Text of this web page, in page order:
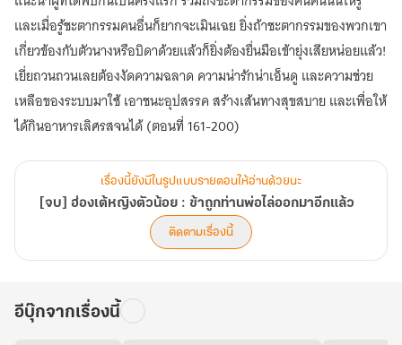
เล่ม
5
ไล่
ออก
มา
อีก
แล้ว
และเมื่อรู้ชะตากรรมคนอื่นก็ยากจะเมินเฉย ยิ่งถ้าชะตากรรมของพวกเขา
เกี่ยวข้องกับตัวนางหรือบิดาด้วยแล้วก็ยิ่งต้องยื่นมือเข้ายุ่งเสียหน่อยแล้ว!
เยี่ยถวนถวนเลยต้องงัดความฉลาด ความน่ารักน่าเอ็นดู และความช่วย
เหลือของระบบมาใช้ เอาชนะอุปสรรค สร้างเส้นทางสุขสบาย และเพื่อให้
ได้กินอาหารเลิศรสจนได้ (ตอนที่ 161-200)
เรื่องนี้ยังมีในรูปแบบรายตอนให้อ่านด้วยนะ
[จบ] ฮ่องเต้หญิงตัวน้อย : ข้าถูกท่านพ่อไล่ออกมาอีกแล้ว
ติดตามเรื่องนี้
อีบุ๊กจากเรื่องนี้